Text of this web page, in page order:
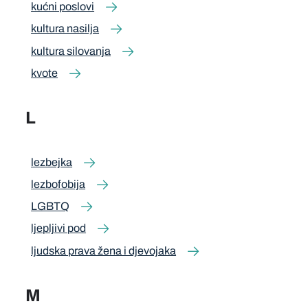
kućni poslovi
kultura nasilja
kultura silovanja
kvote
L
lezbejka
lezbofobija
LGBTQ
ljepljivi pod
ljudska prava žena i djevojaka
M